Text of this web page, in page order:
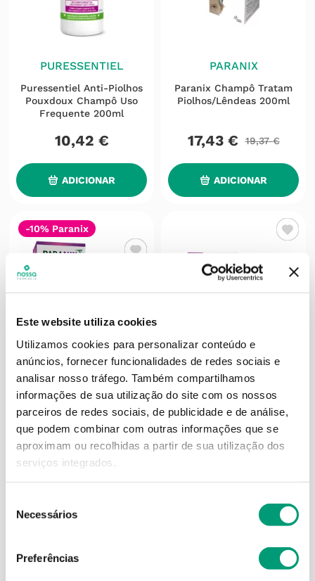
Este website utiliza cookies
Utilizamos cookies para personalizar conteúdo e
anúncios, fornecer funcionalidades de redes sociais e
analisar nosso tráfego. Também compartilhamos
informações de sua utilização do site com os nossos
parceiros de redes sociais, de publicidade e de análise,
que podem combinar com outras informações que se
aproximam ou recolhidas a partir de sua utilização dos
serviços integrados.
Necessários
Preferências
PURESSENTIEL
Puressentiel Anti-Piolhos
Pouxdoux Champô Uso
Frequente 200ml
10,42 €
ADICIONAR
PARANIX
Paranix Champô Tratam
Piolhos/lêndeas 200ml
19,37 €
17,43 €
ADICIONAR
-10% Paranix
PARANIX
Tratam Piolhos/lêndeas
200ml C/ Pente
PURESSENTIEL
Puressentiel Anti-Piolhos
Champô Máscara 150ml C/